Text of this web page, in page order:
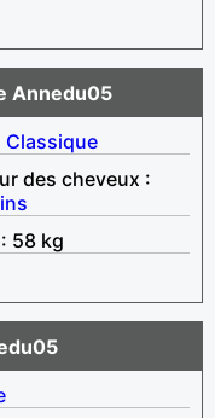
Annedu05
Classique
des cheveux :
58 kg